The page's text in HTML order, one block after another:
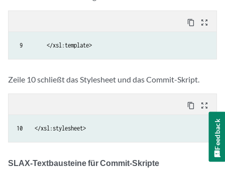
content_copy zoom_out_map
9        </xsl:template>
Zeile 10 schließt das Stylesheet und das Commit-Skript.
content_copy zoom_out_map
10    </xsl:stylesheet>
SLAX-Textbausteine für Commit-Skripte
Feedback